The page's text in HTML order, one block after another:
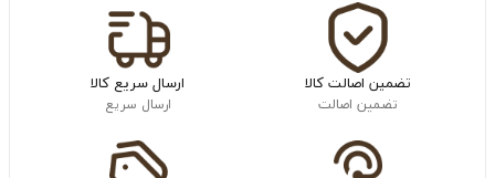
تضمین اصالت کالا
تضمین اصالت
ارسال سریع کالا
ارسال سریع